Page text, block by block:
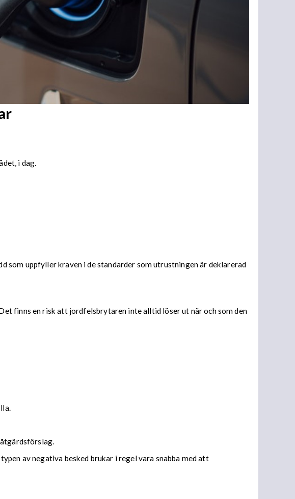
i dag.
uppfyller kraven i de standarder som utrustningen är deklarerad
finns en risk att jordfelsbrytaren inte alltid löser ut när och som den
av negativa besked brukar i regel vara snabba med att